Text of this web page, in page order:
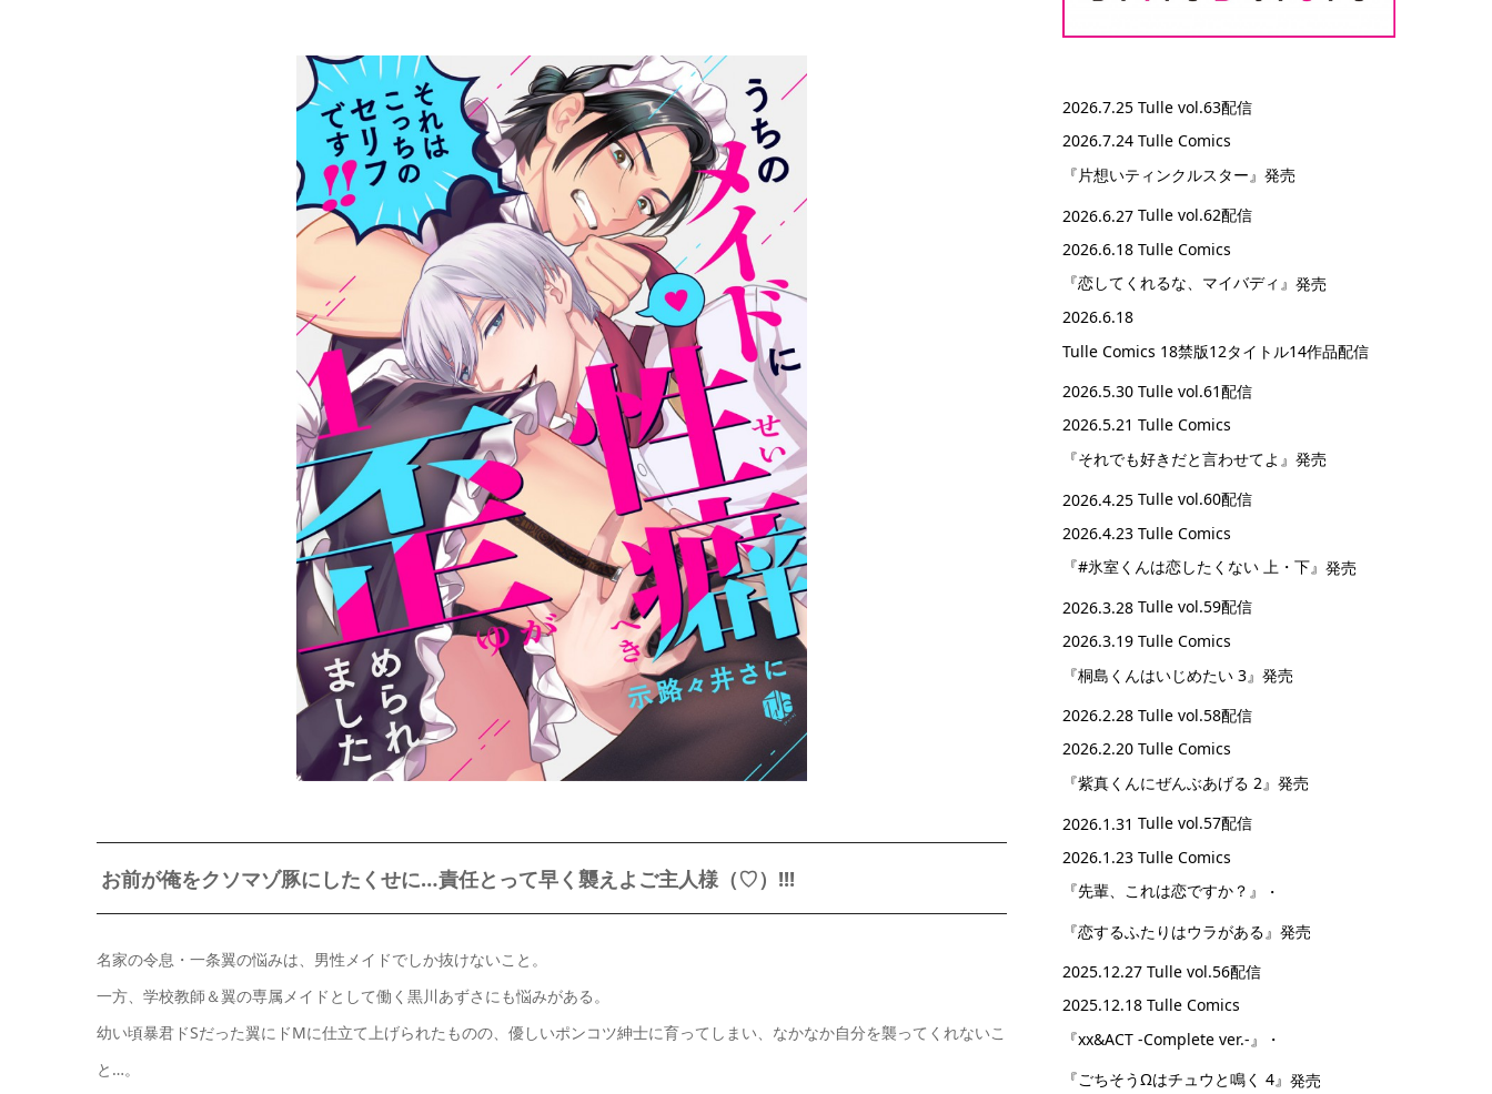
お前が俺をクソマゾ豚にしたくせに…責任とって早く襲えよご主人様（♡）!!!
名家の令息・一条翼の悩みは、男性メイドでしか抜けないこと。
一方、学校教師＆翼の専属メイドとして働く黒川あずさにも悩みがある。
幼い頃暴君ドSだった翼にドMに仕立て上げられたものの、優しいポンコツ紳士に育ってしまい、なかなか自分を襲ってくれないこ
と…。
2026.7.25 Tulle vol.63配信
2026.7.24 Tulle Comics
『片想いティンクルスター』 発売
2026.6.27 Tulle vol.62配信
2026.6.18 Tulle Comics
『恋してくれるな、マイバディ』 発売
2026.6.18
Tulle Comics 18禁版12タイトル14作品配信
2026.5.30 Tulle vol.61配信
2026.5.21 Tulle Comics
『それでも好きだと言わせてよ』 発売
2026.4.25 Tulle vol.60配信
2026.4.23 Tulle Comics
『#氷室くんは恋したくない 上・下』 発売
2026.3.28 Tulle vol.59配信
2026.3.19 Tulle Comics
『桐島くんはいじめたい 3』 発売
2026.2.28 Tulle vol.58配信
2026.2.20 Tulle Comics
『紫真くんにぜんぶあげる 2』 発売
2026.1.31 Tulle vol.57配信
2026.1.23 Tulle Comics
『先輩、これは恋ですか？』
・
『恋するふたりはウラがある』 発売
2025.12.27 Tulle vol.56配信
2025.12.18 Tulle Comics
『xx&ACT -Complete ver.-』
・
『ごちそうΩはチュウと鳴く 4』 発売